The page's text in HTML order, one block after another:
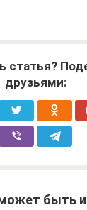
статья?
друзьями:
быть